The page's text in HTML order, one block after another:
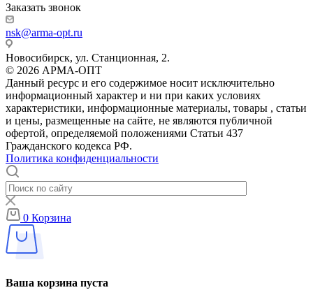
Заказать звонок
nsk@arma-opt.ru
Новосибирск, ул. Станционная, 2.
© 2026 АРМА-ОПТ
Данный ресурс и его содержимое носит исключительно
информационный характер и ни при каких условиях
характеристики, информационные материалы, товары , статьи
и цены, размещенные на сайте, не являются публичной
офертой, определяемой положениями Статьи 437
Гражданского кодекса РФ.
Политика конфиденциальности
0 Корзина
Ваша корзина пуста